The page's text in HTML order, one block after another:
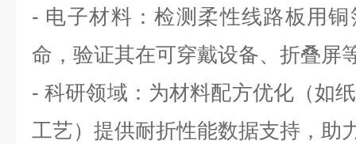
- 电子材料：检测柔性线路板用
命，验证其在可穿戴设备、折叠
- 科研领域：为材料配方优化（如
工艺）提供耐折性能数据支持，